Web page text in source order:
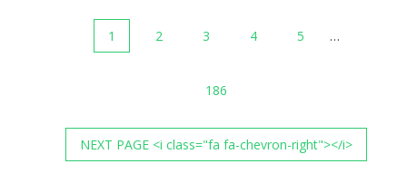
1 2 3 4 5 …
186
NEXT PAGE <i class="fa fa-chevron-right"></i>